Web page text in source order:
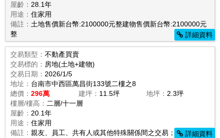
屋齡： 28.1年
用途： 住家用
備註： 土地售價新台幣:2100000元整建物售價新台幣:2100000元
整
詳細資料
交易類型： 不動產買賣
交易標的： 房地(土地+建物)
交易日期： 2026/1/5
地址： 台南市中西區萬昌街133號二樓之8
總價： 296萬 建坪： 11.5坪 地坪： 2.3坪
樓層/樓高： 二層/十一層
屋齡： 20.1年
用途： 住家用
備註： 親友、員工、共有人或其他特殊關係間之交易； 詳細資料